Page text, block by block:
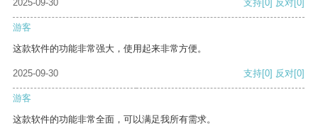
2025-09-30 支持[0] 反对[0]
游客
这款软件的功能非常强大，使用起来非常方便。
2025-09-30 支持[0] 反对[0]
游客
这款软件的功能非常全面，可以满足我所有需求。